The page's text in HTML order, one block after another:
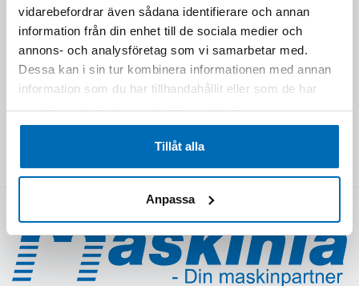
vidarebefordrar även sådana identifierare och annan
information från din enhet till de sociala medier och
annons- och analysföretag som vi samarbetar med.
Dessa kan i sin tur kombinera informationen med annan
information som du har tillhandahållit eller som de har
samlat in när du har använt deras tjänster.
Tillåt alla
Anpassa
KÖP DEVELON
KÖP ELMASKINER
KÖP REDSKAP & TILLBEHÖR
BEGAGNAT
FÖRETAGET
WEBSHOP PROFILPRODUKTER